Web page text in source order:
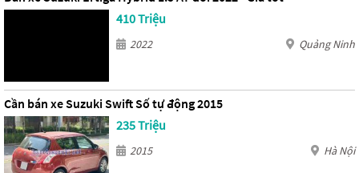
410 Triệu
2022 Quảng Ninh
Cần bán xe Suzuki Swift Số tự động 2015
235 Triệu
2015 Hà Nội